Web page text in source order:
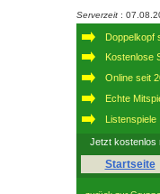
Serverzeit :
Doppelkopf
Kostenlose
Online seit
Echte
Listenspiele
Jetzt kostenlos
Startseite